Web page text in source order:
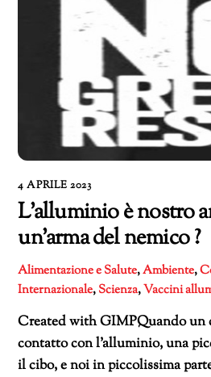
4 APRILE 2023
L’alluminio è nostro
un’arma del nemico ?
Alimentazione e Salute,Ambiente,
Internazionale,Scienza,Vaccini
Created with GIMPQuando un
contatto con l’alluminio, una
il cibo, e noi in piccolissima